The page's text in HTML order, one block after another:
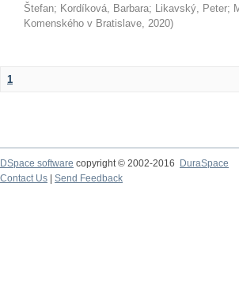
Štefan; Kordíková, Barbara; Likavský, Peter;
Komenského v Bratislave, 2020)
1
DSpace software copyright © 2002-2016
DuraSpace
Contact Us
Send Feedback